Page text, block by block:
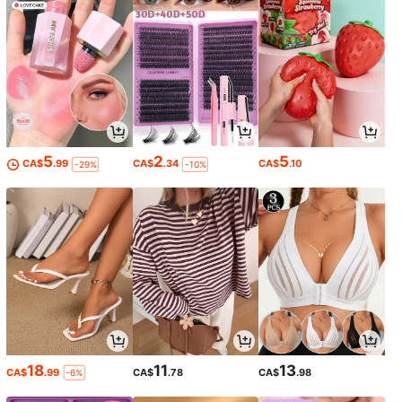
CA$5.99 -29% CA$2.34 -10% CA$5.10
CA$18.99 -6% CA$11.78 CA$13.98